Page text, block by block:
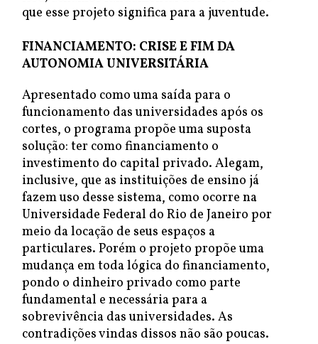
que esse projeto significa para a juventude.
FINANCIAMENTO: CRISE E FIM DA
AUTONOMIA UNIVERSITÁRIA
Apresentado como uma saída para o
funcionamento das universidades após os
cortes, o programa propõe uma suposta
solução: ter como financiamento o
investimento do capital privado. Alegam,
inclusive, que as instituições de ensino já
fazem uso desse sistema, como ocorre na
Universidade Federal do Rio de Janeiro por
meio da locação de seus espaços a
particulares. Porém o projeto propõe uma
mudança em toda lógica do financiamento,
pondo o dinheiro privado como parte
fundamental e necessária para a
sobrevivência das universidades. As
contradições vindas dissos não são poucas.